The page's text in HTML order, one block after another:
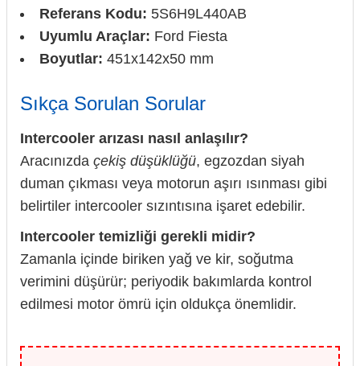
Referans Kodu: 5S6H9L440AB
Uyumlu Araçlar: Ford Fiesta
Boyutlar: 451x142x50 mm
Sıkça Sorulan Sorular
Intercooler arızası nasıl anlaşılır?
Aracınızda çekiş düşüklüğü, egzozdan siyah
duman çıkması veya motorun aşırı ısınması gibi
belirtiler intercooler sızıntısına işaret edebilir.
Intercooler temizliği gerekli midir?
Zamanla içinde biriken yağ ve kir, soğutma
verimini düşürür; periyodik bakımlarda kontrol
edilmesi motor ömrü için oldukça önemlidir.